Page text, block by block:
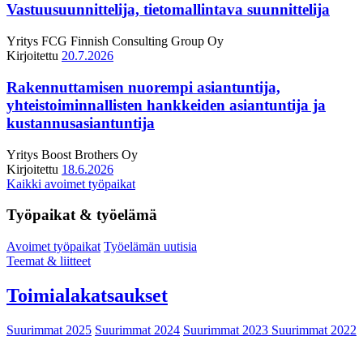
Vastuusuunnittelija, tietomallintava suunnittelija
Yritys FCG Finnish Consulting Group Oy
Kirjoitettu 20.7.2026
Rakennuttamisen nuorempi asiantuntija,
yhteistoiminnallisten hankkeiden asiantuntija ja
kustannusasiantuntija
Yritys Boost Brothers Oy
Kirjoitettu 18.6.2026
Kaikki avoimet työpaikat
Työpaikat & työelämä
Avoimet työpaikat Työelämän uutisia
Teemat & liitteet
Toimialakatsaukset
Suurimmat 2025 Suurimmat 2024 Suurimmat 2023 Suurimmat 2022